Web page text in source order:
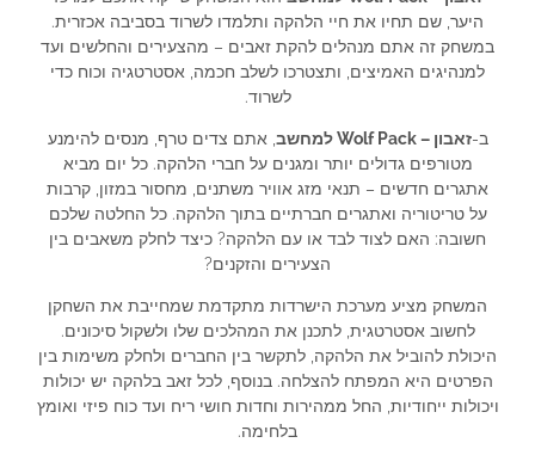
היער, שם תחיו את חיי הלהקה ותלמדו לשרוד בסביבה אכזרית.
במשחק זה אתם מנהלים להקת זאבים – מהצעירים והחלשים ועד
למנהיגים האמיצים, ותצטרכו לשלב חכמה, אסטרטגיה וכוח כדי
לשרוד.
ב-זאבון – Wolf Pack למחשב
, אתם צדים טרף, מנסים להימנע
מטורפים גדולים יותר ומגנים על חברי הלהקה. כל יום מביא
אתגרים חדשים – תנאי מזג אוויר משתנים, מחסור במזון, קרבות
על טריטוריה ואתגרים חברתיים בתוך הלהקה. כל החלטה שלכם
חשובה: האם לצוד לבד או עם הלהקה? כיצד לחלק משאבים בין
הצעירים והזקנים?
המשחק מציע מערכת הישרדות מתקדמת שמחייבת את השחקן
לחשוב אסטרטגית, לתכנן את המהלכים שלו ולשקול סיכונים.
היכולת להוביל את הלהקה, לתקשר בין החברים ולחלק משימות בין
הפרטים היא המפתח להצלחה. בנוסף, לכל זאב בלהקה יש יכולות
ויכולות ייחודיות, החל ממהירות וחדות חושי ריח ועד כוח פיזי ואומץ
בלחימה.